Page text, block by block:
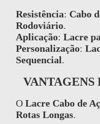
Resistência: Cabo
Rodoviário.
Aplicação: Lacre
Personalização:
Sequencial.
O Lacre Cabo de
Rotas Longas.